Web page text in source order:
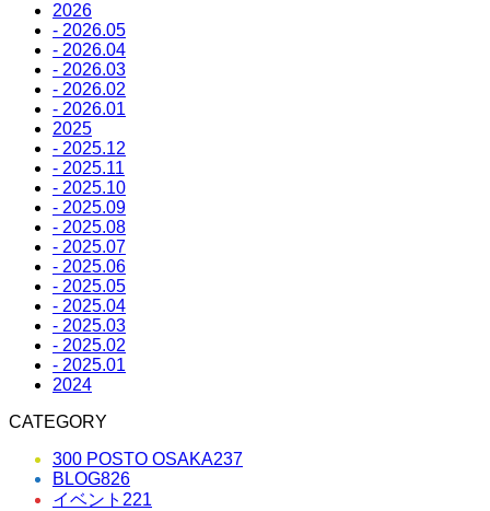
2026
- 2026.05
- 2026.04
- 2026.03
- 2026.02
- 2026.01
2025
- 2025.12
- 2025.11
- 2025.10
- 2025.09
- 2025.08
- 2025.07
- 2025.06
- 2025.05
- 2025.04
- 2025.03
- 2025.02
- 2025.01
2024
CATEGORY
300 POSTO OSAKA237
BLOG826
イベント 221